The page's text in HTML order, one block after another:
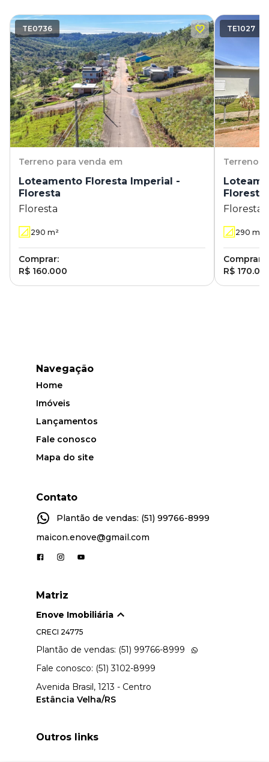
TE0736
Terreno para venda em
Loteamento Floresta Imperial -
Floresta
Floresta
290 m²
Comprar:
R$ 160.000
TE1027
Terreno
Floresta
Floresta
290 m²
Comprar:
R$
Navegação
Home
Imóveis
Lançamentos
Fale conosco
Mapa do site
Contato
Plantão de vendas: (51) 99766-8999
maicon.enove@gmail.com
Matriz
Enove Imobiliária
CRECI 24775
Plantão de vendas: (51) 99766-8999
Fale conosco: (51) 3102-8999
Avenida Brasil, 1213 - Centro
Estância Velha/RS
Outros links